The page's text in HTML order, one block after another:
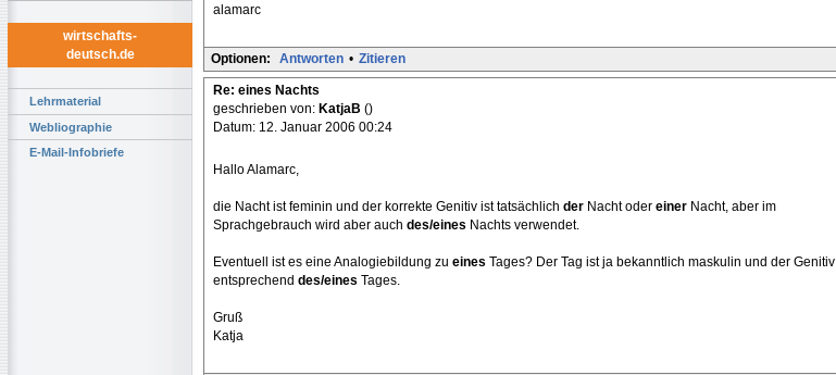
wirtschafts-
deutsch.de
Lehrmaterial
Webliographie
E-Mail-Infobriefe
alamarc
Optionen: Antworten • Zitieren
Re: eines Nachts
geschrieben von: KatjaB ()
Datum: 12. Januar 2006 00:24
Hallo Alamarc,
die Nacht ist feminin und der korrekte Genitiv ist tatsächlich der Nacht oder einer Nacht, aber im
Sprachgebrauch wird aber auch des/eines Nachts verwendet.
Eventuell ist es eine Analogiebildung zu eines Tages? Der Tag ist ja bekanntlich maskulin und der Genitiv
entsprechend des/eines Tages.
Gruß
Katja